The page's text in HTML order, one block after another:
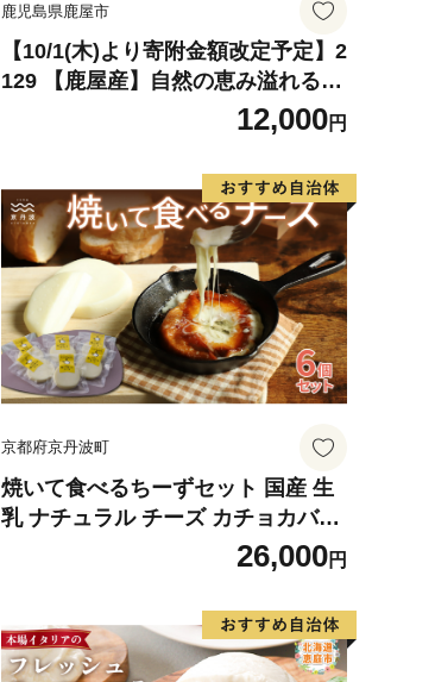
鹿児島県鹿屋市
【10/1(木)より寄附金額改定予定】2
129 【鹿屋産】自然の恵み溢れる
贅沢ピーナッツバター（無糖・無
塩） 計380g（190g×2本） KN086
12,000円
京都府京丹波町
焼いて食べるちーずセット 国産 生
乳 ナチュラル チーズ カチョカバロ
モッツァレラチーズ おつまみ 料理
サラダ ご当地グルメ お取り寄せ 京
26,000円